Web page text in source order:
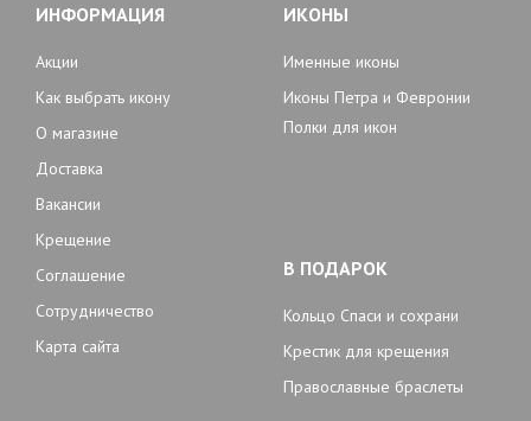
ИНФОРМАЦИЯ
Акции
Как выбрать икону
О магазине
Доставка
Вакансии
Крещение
Соглашение
Сотрудничество
Карта сайта
ИКОНЫ
Именные иконы
Иконы Петра и Февронии
Полки для икон
В ПОДАРОК
Кольцо Спаси и сохрани
Крестик для крещения
Православные браслеты